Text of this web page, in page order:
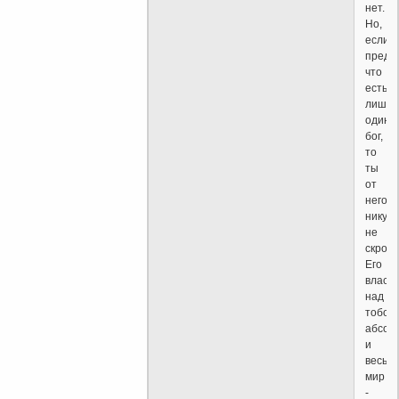
нет.
Но,
если
что
есть
лишь
один
бог,
то
ты
от
него
никуда
не
Его
власть
над
тобой
и
весь
мир
-